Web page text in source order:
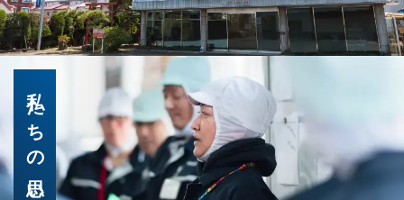
私たちの思い